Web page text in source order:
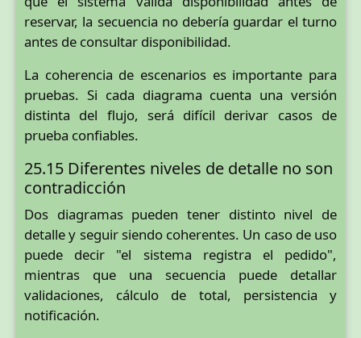
reservar, la secuencia no debería guardar el turno
antes de consultar disponibilidad.
La coherencia de escenarios es importante para
pruebas. Si cada diagrama cuenta una versión
distinta del flujo, será difícil derivar casos de
prueba confiables.
25.15 Diferentes niveles de detalle no son
contradicción
Dos diagramas pueden tener distinto nivel de
detalle y seguir siendo coherentes. Un caso de uso
puede decir "el sistema registra el pedido",
mientras que una secuencia puede detallar
validaciones, cálculo de total, persistencia y
notificación.